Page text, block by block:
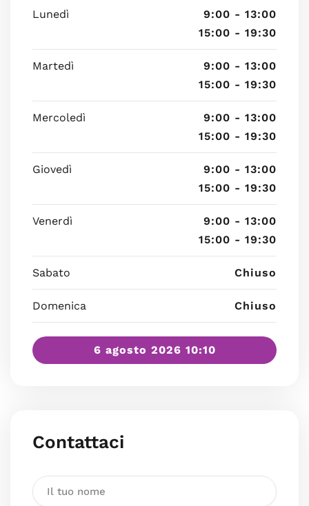
Lunedì
9:00 - 13:00
15:00 - 19:30
Martedì
9:00 - 13:00
15:00 - 19:30
Mercoledì
9:00 - 13:00
15:00 - 19:30
Giovedì
9:00 - 13:00
15:00 - 19:30
Venerdì
9:00 - 13:00
15:00 - 19:30
Sabato Chiuso
Domenica Chiuso
6 agosto 2026 10:10
Contattaci